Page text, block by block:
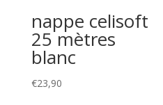
nappe celisoft
25 mètres
blanc
€23,90